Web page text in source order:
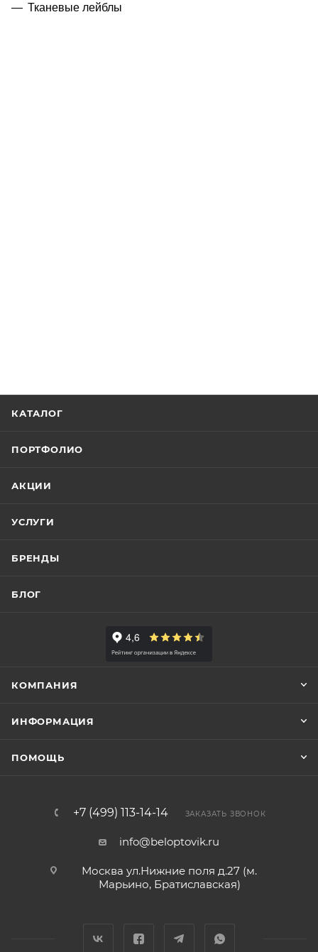
Тканевые лейблы
КАТАЛОГ
ПОРТФОЛИО
АКЦИИ
УСЛУГИ
БРЕНДЫ
БЛОГ
КОМПАНИЯ
ИНФОРМАЦИЯ
ПОМОЩЬ
+7 (499) 113-14-14 ЗАКАЗАТЬ ЗВОНОК
info@beloptovik.ru
Москва ул.Нижние поля д.27 (м.
Марьино, Братиславская)